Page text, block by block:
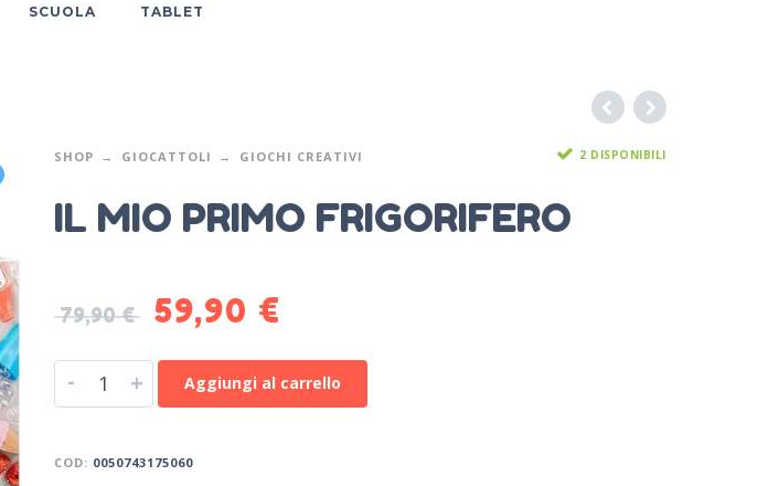
SCUOLA TABLET
SHOP GIOCATTOLI GIOCHI CREATIVI 2 DISPONIBILI
IL MIO PRIMO FRIGORIFERO
79,90€ 59,90 €
- + Aggiungi al carrello
COD: 0050743175060